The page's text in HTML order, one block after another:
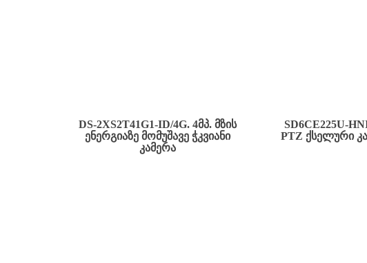
DS-2XS2T41G1-ID/4G. 4ᲛᲞ. ᲛᲖᲘᲡ
ᲔᲜᲔᲠᲒᲘᲐᲖᲔ ᲛᲝᲛᲣᲨᲐᲕᲔ ᲭᲙᲕᲘᲐᲜᲘ
ᲙᲐᲛᲔᲠᲐ
SD6CE225U-
PTZ ᲥᲡᲔᲚᲣᲠᲘ